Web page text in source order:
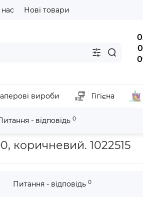
Нові товари
вироби Гігієна
- відповідь 0
килимок 60 * 90, коричневий.
коричневий. 1022515
Питання - відповідь 0